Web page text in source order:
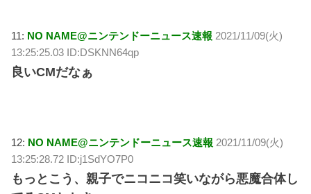
11: NO NAME@ニンテンドーニュース速報 2021/11/09(火)
13:25:25.03 ID:DSKNN64qp
良いCMだなぁ
12: NO NAME@ニンテンドーニュース速報 2021/11/09(火)
13:25:28.72 ID:j1SdYO7P0
もっとこう、親子でニコニコ笑いながら悪魔合体し